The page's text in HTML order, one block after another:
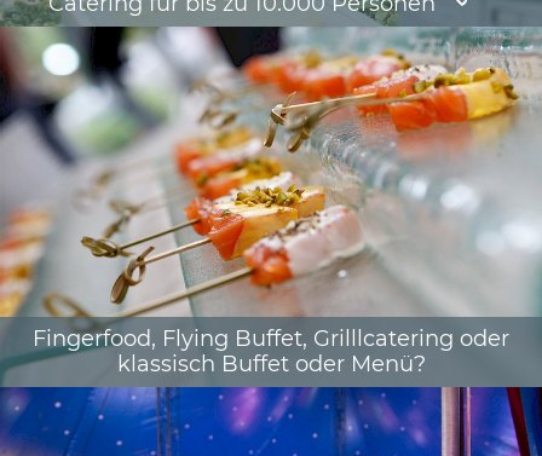
Fingerfood, Flying Buffet, Grilllcatering oder
klassisch Buffet oder Menü?